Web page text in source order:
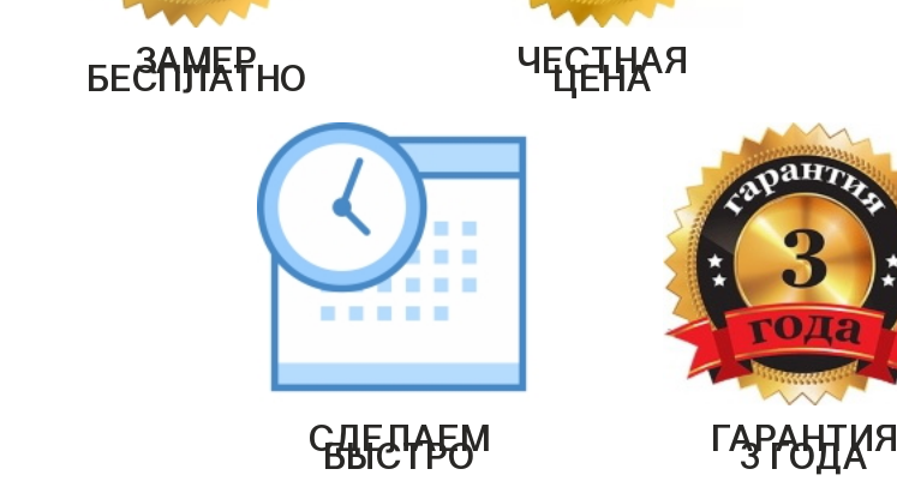
ЗАМЕР
БЕСПЛАТНО ЧЕСТНАЯ
ЦЕНА
СДЕЛАЕМ
БЫСТРО ГАРАНТИЯ
3 ГОДА